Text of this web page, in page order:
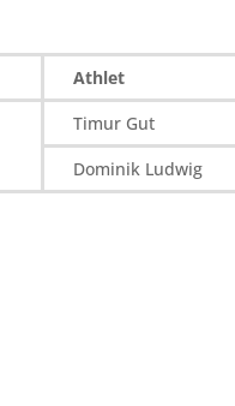
Athlet
Timur Gut
Dominik Ludwig